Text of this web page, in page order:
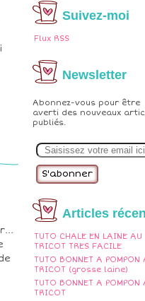
Suivez-moi
Flux RSS
Newsletter
Abonnez-vous pour être
averti des nouveaux
publiés.
m
Articles
TUTO CHALE EN LAINE AU
TRICOT TRES FACILE
TUTO BONNET A POMPON
TRICOT (grosse laine)
TUTO BONNET A POMPON
TRICOT